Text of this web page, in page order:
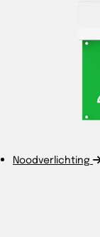
Noodverlichting